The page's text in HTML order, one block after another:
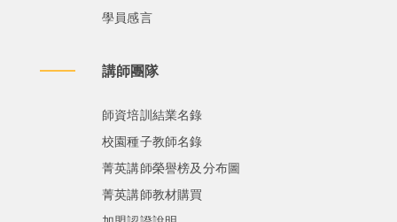
學員感言
講師團隊
師資培訓結業名錄
校園種子教師名錄
菁英講師榮譽榜及分布圖
菁英講師教材購買